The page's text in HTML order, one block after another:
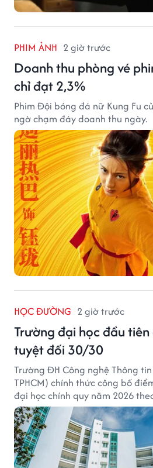
PHIM ẢNH 2 giờ trước
Doanh thu phòng vé
chỉ đạt 2,3%
Phim Đội bóng đá nữ Kung Fu
ngờ chạm đáy doanh thu ngày.
HỌC ĐƯỜNG 2 giờ trước
Trường đại học đầu
tuyệt đối 30/30
Trường ĐH Công nghệ Thông
TPHCM) chính thức công bố
đại học chính quy năm 2026
tuyển tổng hợp.